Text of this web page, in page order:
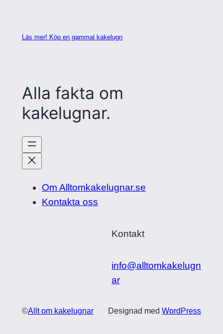
Läs mer! Köp en gammal kakelugn
Alla fakta om
kakelugnar.
Om Alltomkakelugnar.se
Kontakta oss
Kontakt
info@alltomkakelugn
ar
©Allt om kakelugnar Designad medWordPress